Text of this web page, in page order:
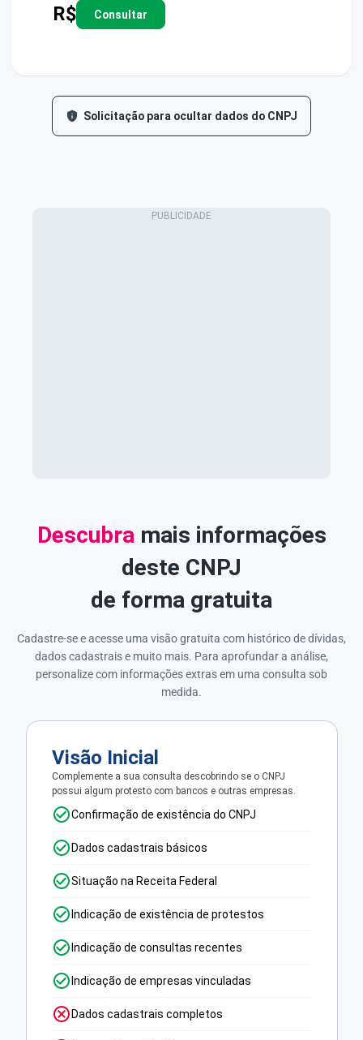
R$ Consultar
Solicitação para ocultar dados do CNPJ
Descubra mais informações
deste CNPJ
de forma gratuita
Cadastre-se e acesse uma visão gratuita com histórico de dívidas,
dados cadastrais e muito mais. Para aprofundar a análise,
personalize com informações extras em uma consulta sob
medida.
Visão Inicial
Complemente a sua consulta descobrindo se o CNPJ
possui algum protesto com bancos e outras empresas.
Confirmação de existência do CNPJ
Dados cadastrais básicos
Situação na Receita Federal
Indicação de existência de protestos
Indicação de consultas recentes
Indicação de empresas vinculadas
Dados cadastrais completos